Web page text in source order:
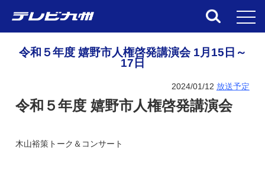
令和５年度 嬉野市人権啓発講演会 1月15日～
17日
2024/01/12 放送予定
令和５年度 嬉野市人権啓発講演会
木山裕策トーク＆コンサート